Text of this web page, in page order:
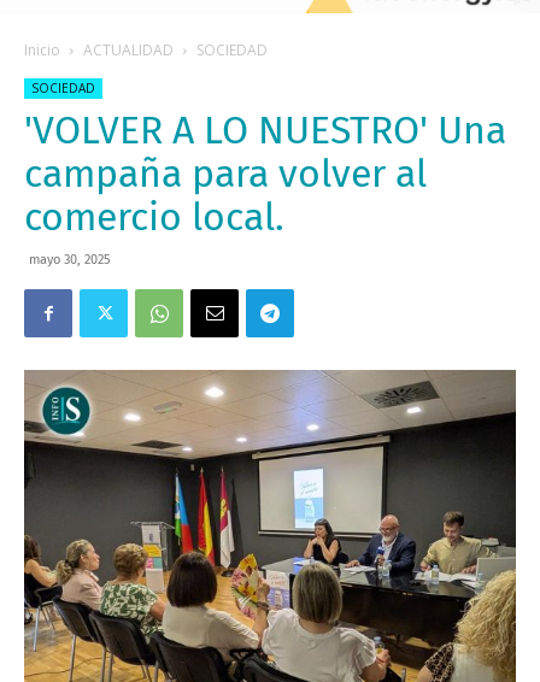
Inicio ACTUALIDAD SOCIEDAD
SOCIEDAD
'VOLVER A LO NUESTRO' Una
campaña para volver al
comercio local.
mayo 30, 2025